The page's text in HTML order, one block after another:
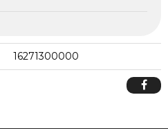
16271300000